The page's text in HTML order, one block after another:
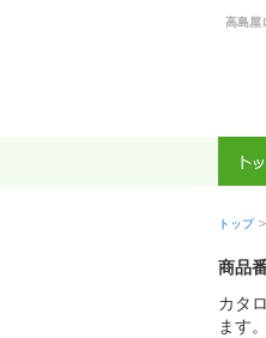
高島屋
トップ
商品
カタ
ます。